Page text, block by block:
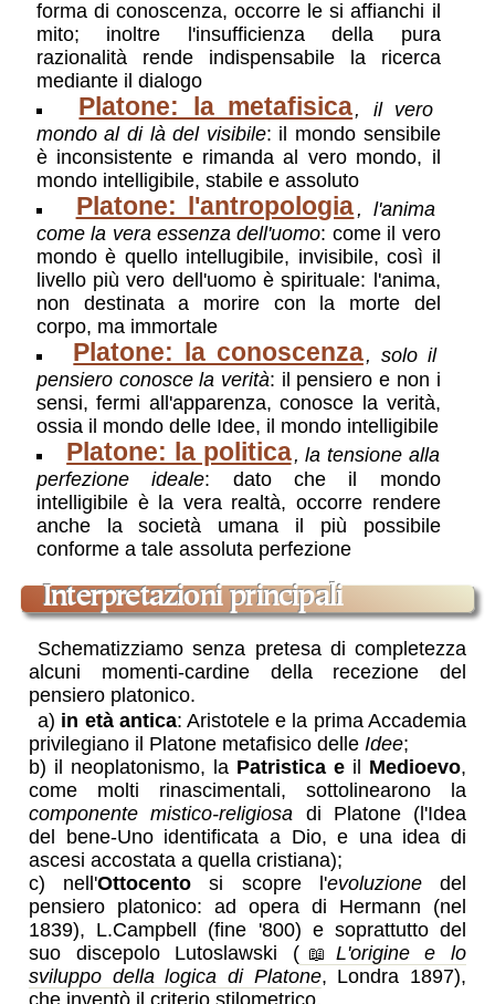
forma di conoscenza, occorre le si affianchi il
mito; inoltre l'insufficienza della pura
razionalità rende indispensabile la ricerca
mediante il dialogo
Platone: la metafisica, il vero
mondo al di là del visibile: il mondo sensibile
è inconsistente e rimanda al vero mondo, il
mondo intelligibile, stabile e assoluto
Platone: l'antropologia , l'anima
come la vera essenza dell'uomo: come il vero
mondo è quello intellugibile, invisibile, così il
livello più vero dell'uomo è spirituale: l'anima,
non destinata a morire con la morte del
corpo, ma immortale
Platone: la conoscenza, solo il
pensiero conosce la verità: il pensiero e non i
sensi, fermi all'apparenza, conosce la verità,
ossia il mondo delle Idee, il mondo intelligibile
Platone: la politica, la tensione alla
perfezione ideale: dato che il mondo
intelligibile è la vera realtà, occorre rendere
anche la società umana il più possibile
conforme a tale assoluta perfezione
interpretazioni principali
Schematizziamo senza pretesa di completezza
alcuni momenti-cardine della recezione del
pensiero platonico.
a) in età antica: Aristotele e la prima Accademia
privilegiano il Platone metafisico delleIdee;
b) il neoplatonismo, la Patristica eil Medioevo,
come molti rinascimentali, sottolinearono la
componente mistico-religiosa di Platone (l'Idea
del bene-Uno identificata a Dio, e una idea di
ascesi accostata a quella cristiana);
c) nell'Ottocento si scopre l'evoluzionedel
pensiero platonico: ad opera di Hermann (nel
1839), L.Campbell (fine '800) e soprattutto del
suo discepolo Lutoslawski (
L'origine e lo
sviluppo della logica di Platone, Londra 1897),